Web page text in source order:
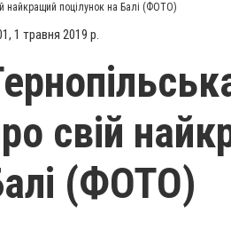
найкращий поцілунок на Балі (ФОТО)
1 травня 2019 р.
свій
(ФОТО)